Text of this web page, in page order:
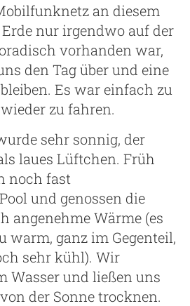
an diesem
nur irgendwo auf der
vorhanden war,
den Tag über und eine
Es war einfach zu
zu fahren.
sehr sonnig, der
laues Lüftchen. Früh
noch fast
und genossen die
angenehme Wärme (es
warm, ganz im Gegenteil,
sehr kühl). Wir
Wasser und ließen uns
der Sonne trocknen.